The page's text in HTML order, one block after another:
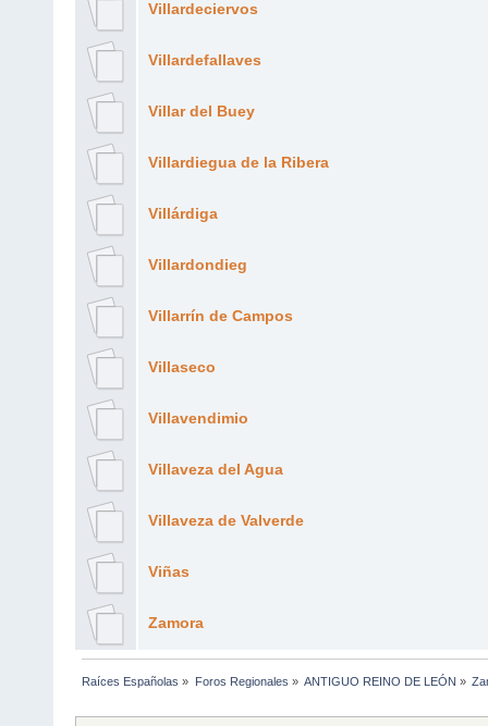
Villardeciervos
Villardefallaves
Villar del Buey
Villardiegua de la Ribera
Villárdiga
Villardondieg
Villarrín de Campos
Villaseco
Villavendimio
Villaveza del Agua
Villaveza de Valverde
Viñas
Zamora
Raíces Españolas » Foros Regionales » ANTIGUO REINO DE LEÓN »